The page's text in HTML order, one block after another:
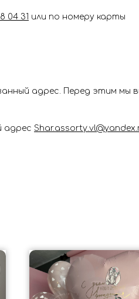
04 31 или по номеру карты
адрес. Перед этим мы
адрес